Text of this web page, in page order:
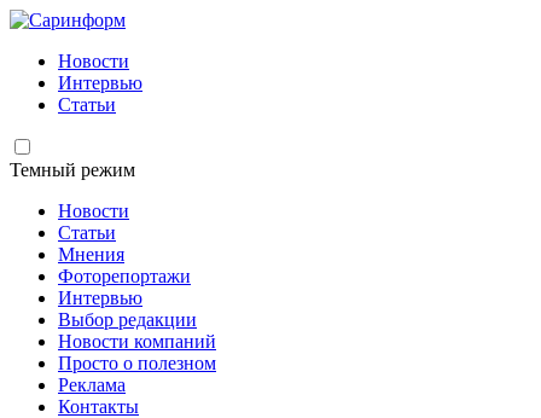
Новости
Интервью
Статьи
Темный режим
Новости
Статьи
Мнения
Фоторепортажи
Интервью
Выбор редакции
Новости компаний
Просто о полезном
Реклама
Контакты